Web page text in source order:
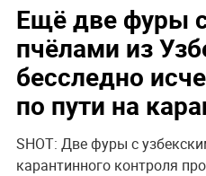
Ещё две фуры
пчёлами из
бесследно
по пути на
SHOT: Две фуры с
карантинного контроля